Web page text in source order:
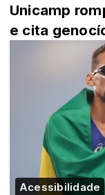
Unicamp
e cita
Acessibilidade